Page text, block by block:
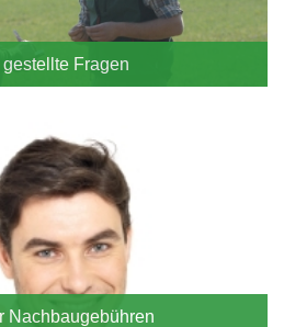
gestellte Fragen
Nachbaugebühren